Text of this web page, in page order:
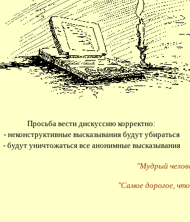
Просьба вести дискуссию корректно:
- неконструктивные высказывания будут убираться
- будут уничтожаться все анонимные высказывания
"Мудрый
"Самое дорогое,